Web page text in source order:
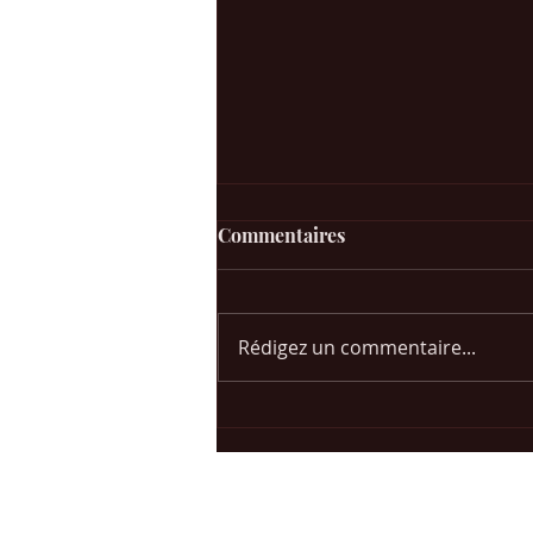
chansons anglophones vol.2
Commentaires
Rédigez un commentaire...